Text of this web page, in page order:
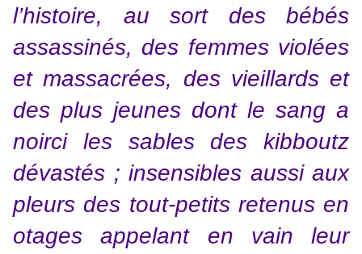
l’histoire, au sort des bébés
assassinés, des femmes violées
et massacrées, des vieillards et
des plus jeunes dont le sang a
noirci les sables des kibboutz
dévastés ; insensibles aussi aux
pleurs des tout-petits retenus en
otages appelant en vain leur